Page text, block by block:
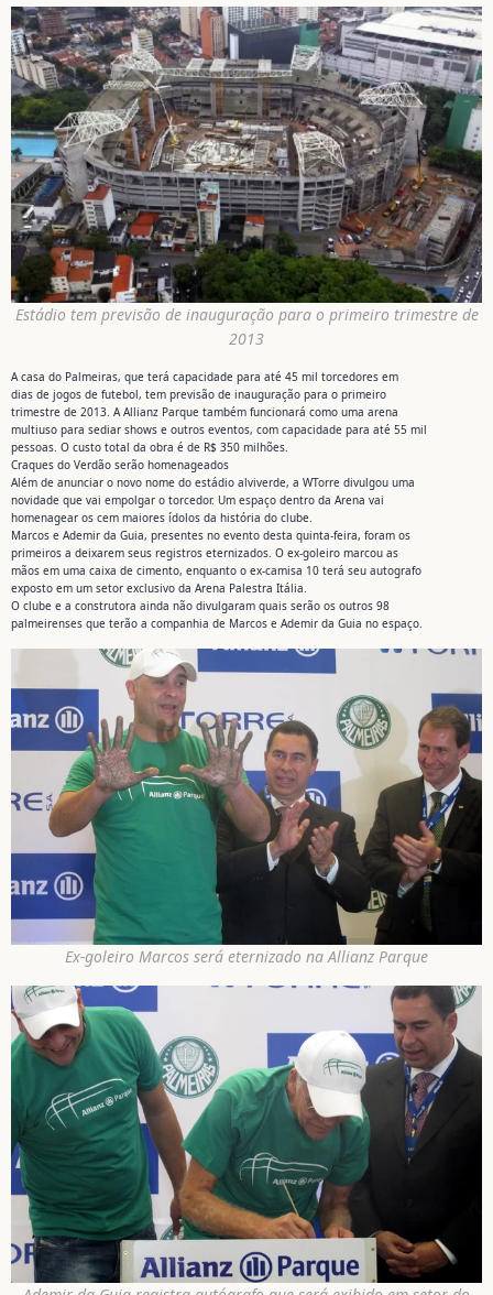
Estádio tem previsão de inauguração para o primeiro trimestre de
2013
A casa do Palmeiras, que terá capacidade para até 45 mil torcedores em
dias de jogos de futebol, tem previsão de inauguração para o primeiro
trimestre de 2013. A Allianz Parque também funcionará como uma arena
multiuso para sediar shows e outros eventos, com capacidade para até 55 mil
pessoas. O custo total da obra é de R$ 350 milhões.
Craques do Verdão serão homenageados
Além de anunciar o novo nome do estádio alviverde, a WTorre divulgou uma
novidade que vai empolgar o torcedor. Um espaço dentro da Arena vai
homenagear os cem maiores ídolos da história do clube.
Marcos e Ademir da Guia, presentes no evento desta quinta-feira, foram os
primeiros a deixarem seus registros eternizados. O ex-goleiro marcou as
mãos em uma caixa de cimento, enquanto o ex-camisa 10 terá seu autografo
exposto em um setor exclusivo da Arena Palestra Itália.
O clube e a construtora ainda não divulgaram quais serão os outros 98
palmeirenses que terão a companhia de Marcos e Ademir da Guia no espaço.
Ex-goleiro Marcos será eternizado na Allianz Parque